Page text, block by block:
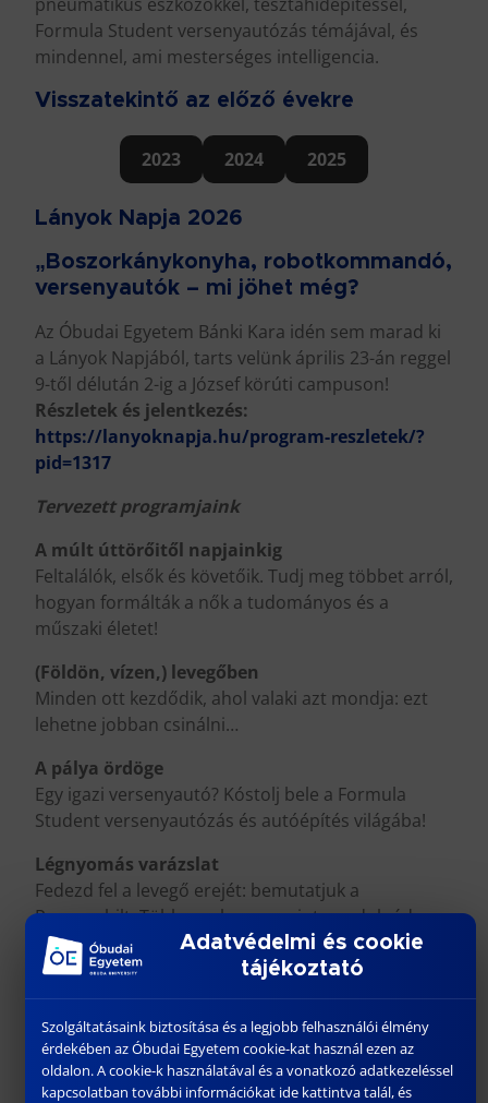
Formula Student versenyautózás témájával, és
mindennel, ami mesterséges intelligencia.
Visszatekintő az előző évekre
2023 2024 2025
Lányok Napja 2026
„Boszorkánykonyha, robotkommandó,
versenyautók – mi jöhet még?
Az Óbudai Egyetem Bánki Kara idén sem marad ki
a Lányok Napjából, tarts velünk április 23-án reggel
9-től délután 2-ig a József körúti campuson!
Részletek és jelentkezés:
https://lanyoknapja.hu/program-reszletek/?
pid=1317
Tervezett programjaink
A múlt úttörőitől napjainkig
Feltalálók, elsők és követőik. Tudj meg többet arról,
hogyan formálták a nők a tudományos és a
műszaki életet!
(Földön, vízen,) levegőben
Minden ott kezdődik, ahol valaki azt mondja: ezt
lehetne jobban csinálni…
A pálya ördöge
Egy igazi versenyautó? Kóstolj bele a Formula
Student versenyautózás és autóépítés világába!
Légnyomás varázslat
Fedezd fel a levegő erejét: bemutatjuk a
Pneumobilt. Több van benne, mint gondolnád…
Robotkommandó
Bevezetés az ipari robotprogramozás világába.
próbáld ki!
Ez húzós lesz…
Adatvédelmi és cookie
tájékoztató
Szolgáltatásaink biztosítása és a legjobb felhasználói élmény
érdekében az Óbudai Egyetem cookie-kat használ ezen az
oldalon. A cookie-k használatával és a vonatkozó adatkezeléssel
kapcsolatban további információkat ide kattintva talál, és